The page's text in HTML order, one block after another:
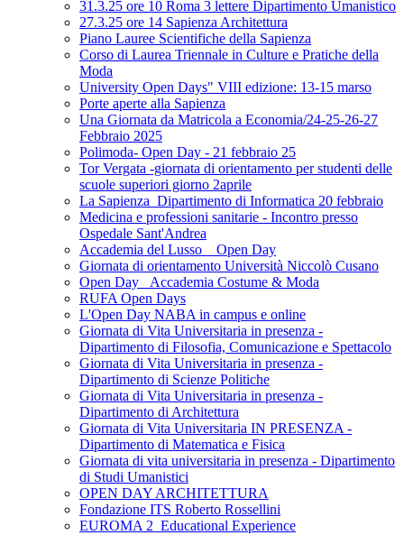
31.3.25 ore 10 Roma 3 lettere Dipartimento Umanistico
27.3.25 ore 14 Sapienza Architettura
Piano Lauree Scientifiche della Sapienza
Corso di Laurea Triennale in Culture e Pratiche della
Moda
University Open Days" VIII edizione: 13-15 marso
Porte aperte alla Sapienza
Una Giornata da Matricola a Economia/24-25-26-27
Febbraio 2025
Polimoda- Open Day - 21 febbraio 25
Tor Vergata -giornata di orientamento per studenti delle
scuole superiori giorno 2aprile
La Sapienza_Dipartimento di Informatica 20 febbraio
Medicina e professioni sanitarie - Incontro presso
Ospedale Sant'Andrea
Accademia del Lusso _ Open Day
Giornata di orientamento Università Niccolò Cusano
Open Day _Accademia Costume & Moda
RUFA Open Days
L'Open Day NABA in campus e online
Giornata di Vita Universitaria in presenza -
Dipartimento di Filosofia, Comunicazione e Spettacolo
Giornata di Vita Universitaria in presenza -
Dipartimento di Scienze Politiche
Giornata di Vita Universitaria in presenza -
Dipartimento di Architettura
Giornata di Vita Universitaria IN PRESENZA -
Dipartimento di Matematica e Fisica
Giornata di vita universitaria in presenza - Dipartimento
di Studi Umanistici
OPEN DAY ARCHITETTURA
Fondazione ITS Roberto Rossellini
EUROMA 2_Educational Experience